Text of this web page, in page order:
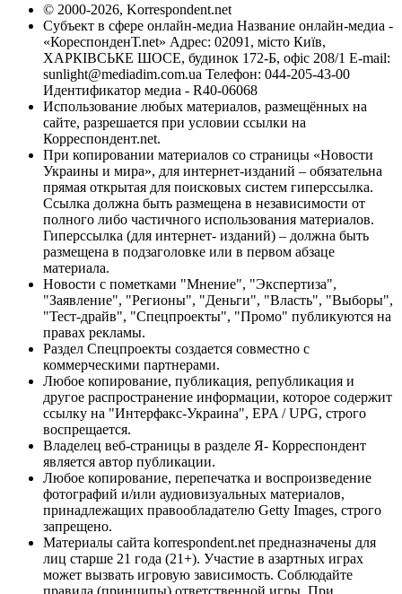
© 2000-2026, Korrespondent.net
Субъект в сфере онлайн-медиа Название онлайн-медиа -
«КореспонденТ.net» Адрес: 02091, місто Київ,
ХАРКІВСЬКЕ ШОСЕ, будинок 172-Б, офіс 208/1 E-mail:
sunlight@mediadim.com.ua Телефон: 044-205-43-00
Идентификатор медиа - R40-06068
Использование любых материалов, размещённых на
сайте, разрешается при условии ссылки на
Корреспондент.net.
При копировании материалов со страницы «Новости
Украины и мира», для интернет-изданий – обязательна
прямая открытая для поисковых систем гиперссылка.
Ссылка должна быть размещена в независимости от
полного либо частичного использования материалов.
Гиперссылка (для интернет- изданий) – должна быть
размещена в подзаголовке или в первом абзаце
материала.
Новости с пометками "Мнение", "Экспертиза",
"Заявление", "Регионы", "Деньги", "Власть", "Выборы",
"Тест-драйв", "Спецпроекты", "Промо" публикуются на
правах рекламы.
Раздел Спецпроекты создается совместно с
коммерческими партнерами.
Любое копирование, публикация, републикация и
другое распространение информации, которое содержит
ссылку на "Интерфакс-Украина", EPA / UPG, строго
воспрещается.
Владелец веб-страницы в разделе Я- Корреспондент
является автор публикации.
Любое копирование, перепечатка и воспроизведение
фотографий и/или аудиовизуальных материалов,
принадлежащих правообладателю Getty Images, строго
запрещено.
Материалы сайта korrespondent.net предназначены для
лиц старше 21 года (21+). Участие в азартных играх
может вызвать игровую зависимость. Соблюдайте
правила (принципы) ответственной игры. При